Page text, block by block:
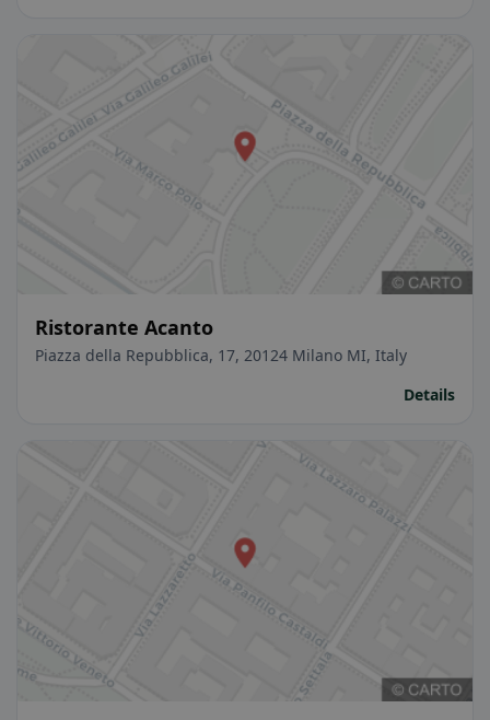
Ristorante Acanto
Piazza della Repubblica, 17, 20124 Milano MI, Italy
Details